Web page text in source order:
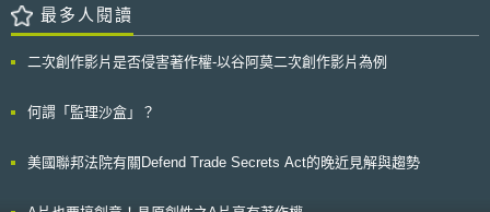
個月以上。無獨有偶的，作為菲律賓基改作物主管機關的植物產業局，也以
同樣的理由中止另一項在Visayes國立大學所進行的基因改造作物田間試
田所設立的藩籬實際狀況來看，雙方對於嚴格密閉的田間試驗（strictly
開資訊義務以進行充份溝通的指控，該公司負責田間試驗的科學家Rasco表
沒有異花授粉植物所會造成的基因汙染問題。 從法規面觀察，此一事
方政府亦有可能藉由地方法規來落實其限制或阻擋基因改造作物之政策或目
最多人閱讀
二次創作影片是否侵害著作權-以谷阿莫二次創作影片為例
何謂「監理沙盒」？
美國聯邦法院有關Defend Trade Secrets Act的晚近見解與趨勢